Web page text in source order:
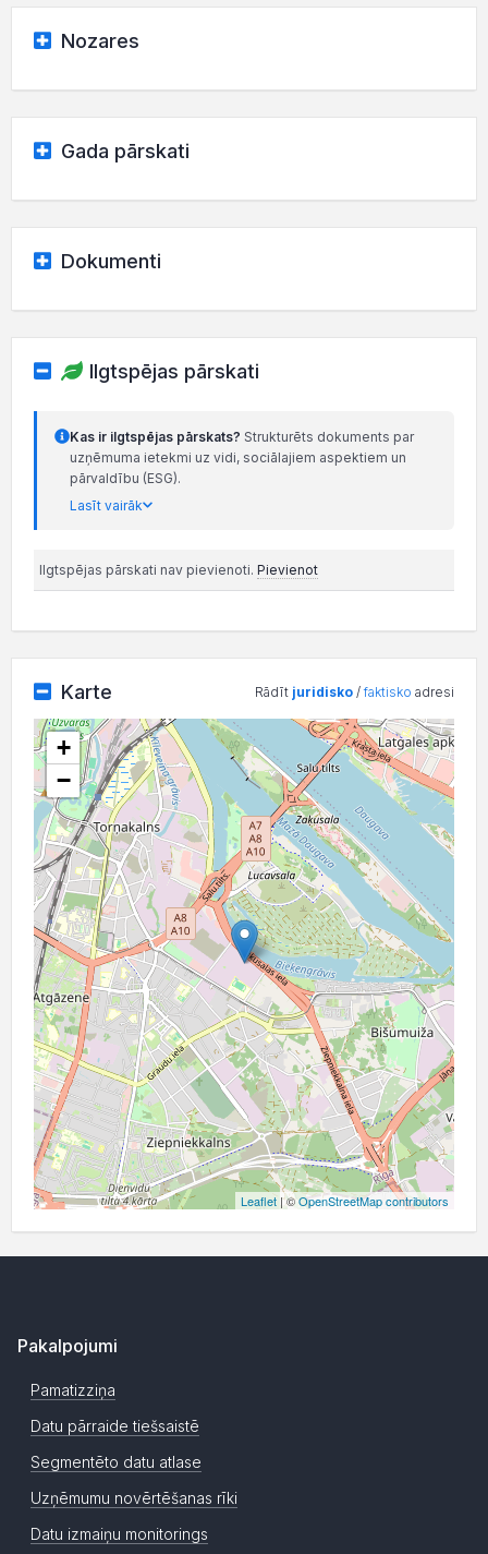
Nozares
Gada pārskati
Dokumenti
Ilgtspējas pārskati
Kas ir ilgtspējas pārskats? Strukturēts dokuments par
uzņēmuma ietekmi uz vidi, sociālajiem aspektiem un
pārvaldību (ESG).
Lasīt vairāk
Ilgtspējas pārskati nav pievienoti. Pievienot
Karte Rādīt juridisko /faktisko adresi
+
−
Leaflet | ©OpenStreetMap contributors
Pakalpojumi
Pamatizziņa
Datu pārraide tiešsaistē
Segmentēto datu atlase
Uzņēmumu novērtēšanas rīki
Datu izmaiņu monitorings